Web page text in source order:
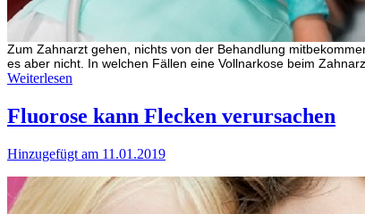
Zum Zahnarzt gehen, nichts von der Behandlung
es aber nicht. In welchen Fällen eine Vollnarkose beim
Weiterlesen
Fluorose kann Flecken verursachen
Hinzugefügt am 11.01.2019